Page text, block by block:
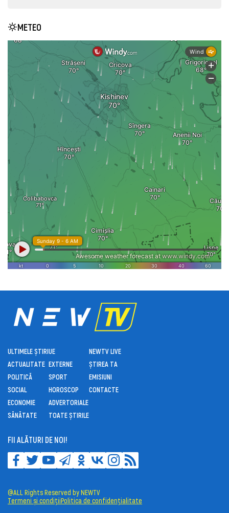
METEO
ULTIMELE ȘTIRI
ACTUALITATE
POLITICĂ
SOCIAL
ECONOMIE
SĂNĂTATE
UE
EXTERNE
SPORT
HOROSCOP
ADVERTORIALE
TOATE ȘTIRILE
NEWTV LIVE
ȘTIREA TA
EMISIUNI
CONTACTE
FII ALĂTURI DE NOI!
@ALL Rights Reserved by NEWTV
Termeni și condițiiPolitica de confidențialitate